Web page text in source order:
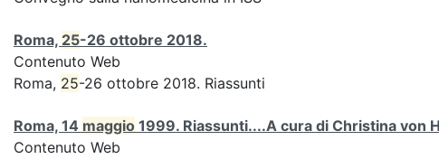
Roma, 25-26 ottobre 2018.
Contenuto Web
Roma, 25-26 ottobre 2018. Riassunti
Roma, 14 maggio 1999. Riassunti....A cura di Christina von
Contenuto Web